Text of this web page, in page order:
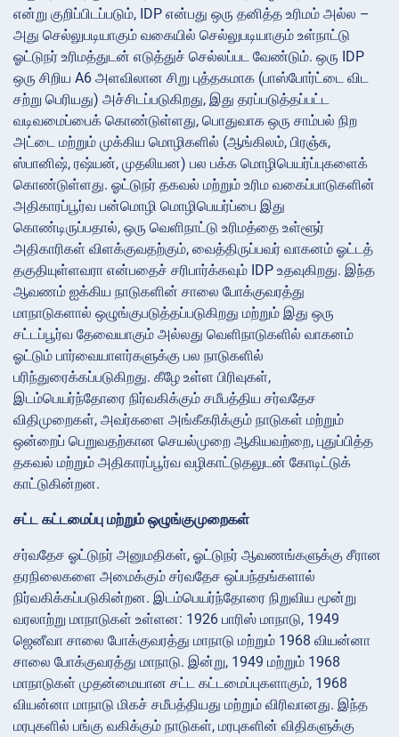
என்று குறிப்பிடப்படும், IDP என்பது ஒரு தனித்த உரிமம் அல்ல –
அது செல்லுபடியாகும் வகையில் செல்லுபடியாகும் உள்நாட்டு
ஓட்டுநர் உரிமத்துடன் எடுத்துச் செல்லப்பட வேண்டும். ஒரு IDP
ஒரு சிறிய A6 அளவிலான சிறு புத்தகமாக (பாஸ்போர்ட்டை விட
சற்று பெரியது) அச்சிடப்படுகிறது, இது தரப்படுத்தப்பட்ட
வடிவமைப்பைக் கொண்டுள்ளது, பொதுவாக ஒரு சாம்பல் நிற
அட்டை மற்றும் முக்கிய மொழிகளில் (ஆங்கிலம், பிரஞ்சு,
ஸ்பானிஷ், ரஷ்யன், முதலியன) பல பக்க மொழிபெயர்ப்புகளைக்
கொண்டுள்ளது. ஓட்டுநர் தகவல் மற்றும் உரிம வகைப்பாடுகளின்
அதிகாரப்பூர்வ பன்மொழி மொழிபெயர்ப்பை இது
கொண்டிருப்பதால், ஒரு வெளிநாட்டு உரிமத்தை உள்ளூர்
அதிகாரிகள் விளக்குவதற்கும், வைத்திருப்பவர் வாகனம் ஓட்டத்
தகுதியுள்ளவரா என்பதைச் சரிபார்க்கவும் IDP உதவுகிறது. இந்த
ஆவணம் ஐக்கிய நாடுகளின் சாலை போக்குவரத்து
மாநாடுகளால் ஒழுங்குபடுத்தப்படுகிறது மற்றும் இது ஒரு
சட்டப்பூர்வ தேவையாகும் அல்லது வெளிநாடுகளில் வாகனம்
ஓட்டும் பார்வையாளர்களுக்கு பல நாடுகளில்
பரிந்துரைக்கப்படுகிறது. கீழே உள்ள பிரிவுகள்,
இடம்பெயர்ந்தோரை நிர்வகிக்கும் சமீபத்திய சர்வதேச
விதிமுறைகள், அவர்களை அங்கீகரிக்கும் நாடுகள் மற்றும்
ஒன்றைப் பெறுவதற்கான செயல்முறை ஆகியவற்றை, புதுப்பித்த
தகவல் மற்றும் அதிகாரப்பூர்வ வழிகாட்டுதலுடன் கோடிட்டுக்
காட்டுகின்றன.
சட்ட கட்டமைப்பு மற்றும் ஒழுங்குமுறைகள்
சர்வதேச ஓட்டுநர் அனுமதிகள், ஓட்டுநர் ஆவணங்களுக்கு சீரான
தரநிலைகளை அமைக்கும் சர்வதேச ஒப்பந்தங்களால்
நிர்வகிக்கப்படுகின்றன. இடம்பெயர்ந்தோரை நிறுவிய மூன்று
வரலாற்று மாநாடுகள் உள்ளன: 1926 பாரிஸ் மாநாடு, 1949
ஜெனீவா சாலை போக்குவரத்து மாநாடு மற்றும் 1968 வியன்னா
சாலை போக்குவரத்து மாநாடு. இன்று, 1949 மற்றும் 1968
மாநாடுகள் முதன்மையான சட்ட கட்டமைப்புகளாகும், 1968
வியன்னா மாநாடு மிகச் சமீபத்தியது மற்றும் விரிவானது. இந்த
மரபுகளில் பங்கு வகிக்கும் நாடுகள், மரபுகளின் விதிகளுக்கு